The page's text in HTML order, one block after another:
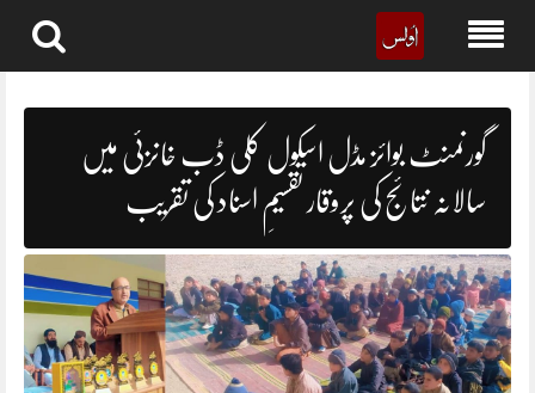
گورنمنٹ بوائز مڈل اسکول کلی ڈب خانزئی میں
سالانہ نتائج کی پروقار تقسیمِ اسناد کی تقریب